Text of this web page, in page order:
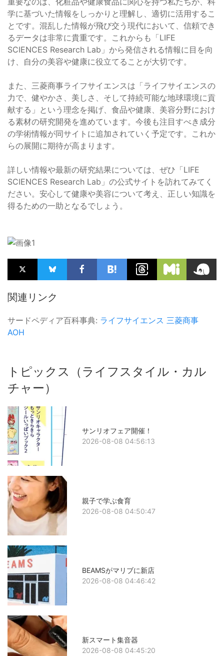
学に基づいた情報をしっかりと理解し、適切に活用するこ
とです。混乱した情報が飛び交う現代において、信頼でき
るデータは非常に貴重です。これからも「LIFE
SCIENCES Research Lab」から発信される情報に目を向
け、自分の美容や健康に役立てることが大切です。
また、三菱商事ライフサイエンスは「ライフサイエンスの
力で、健やかさ、美しさ、そして持続可能な地球環境に貢
献する」という理念を掲げ、食品や健康、美容分野におけ
る素材の研究開発を進めています。今後も注目すべき成分
の学術情報が同サイトに追加されていく予定です。これか
らの展開に期待が高まります。
詳しい情報や最新の研究結果については、ぜひ「LIFE
SCIENCES Research Lab」の公式サイトを訪れてみてく
ださい。安心して健康や美容について考え、正しい知識を
得るための一助となるでしょう。
関連リンク
サードペディア百科事典: ライフサイエンス 三菱商事
AOH
トピックス（ライフスタイル・カル
チャー）
サンリオフェア開催！
2026-08-08 04:56:13
親子で学ぶ食育
2026-08-08 04:50:47
BEAMSがマリブに新店
2026-08-08 04:46:42
新スマート集音器
2026-08-08 04:45:20